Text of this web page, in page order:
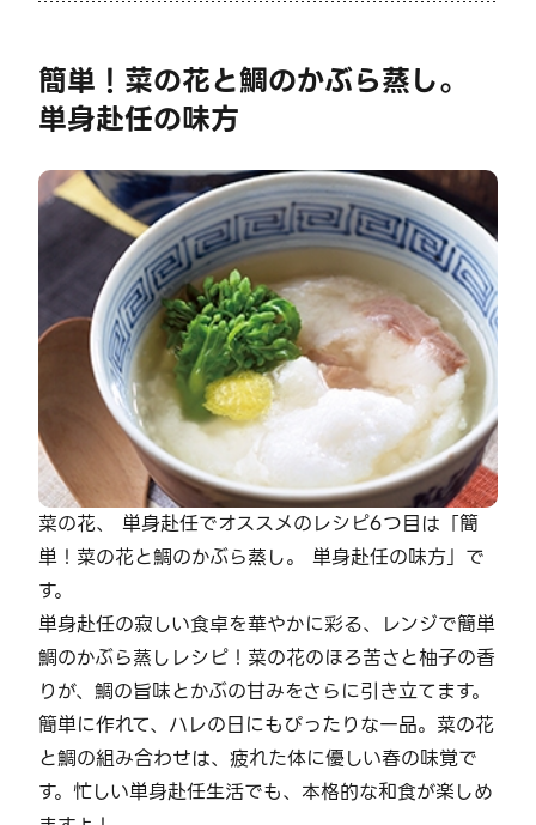
簡単！菜の花と鯛のかぶら蒸し。
単身赴任の味方
菜の花、 単身赴任でオススメのレシピ6つ目は「簡
単！菜の花と鯛のかぶら蒸し。 単身赴任の味方」で
す。
単身赴任の寂しい食卓を華やかに彩る、レンジで簡単
鯛のかぶら蒸しレシピ！菜の花のほろ苦さと柚子の香
りが、鯛の旨味とかぶの甘みをさらに引き立てます。
簡単に作れて、ハレの日にもぴったりな一品。菜の花
と鯛の組み合わせは、疲れた体に優しい春の味覚で
す。忙しい単身赴任生活でも、本格的な和食が楽しめ